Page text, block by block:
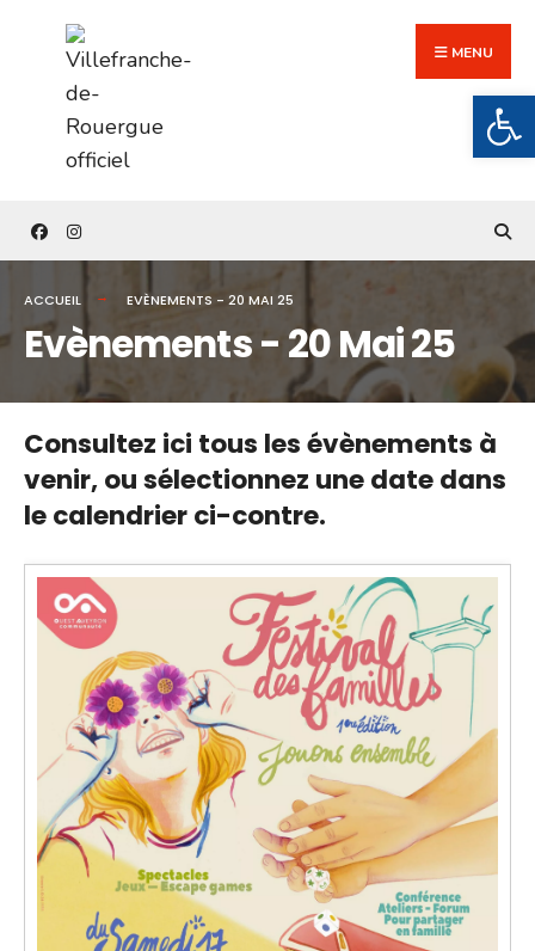
content
MENU
ACCUEIL EVÈNEMENTS - 20 MAI 25
Evènements - 20 Mai 25
Consultez ici tous les évènements à
venir,ou sélectionnez une date dans
le calendrier ci-contre.
for: